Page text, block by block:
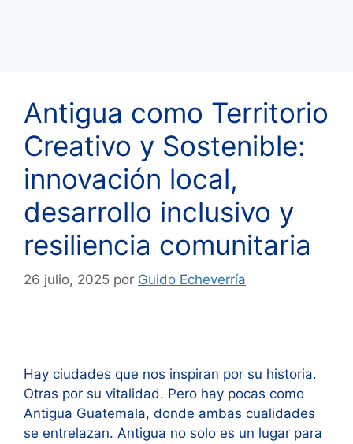
Antigua como Territorio
Creativo y Sostenible:
innovación local,
desarrollo inclusivo y
resiliencia comunitaria
26 julio, 2025 por Guido Echeverría
Hay ciudades que nos inspiran por su historia.
Otras por su vitalidad. Pero hay pocas como
Antigua Guatemala, donde ambas cualidades
se entrelazan. Antigua no solo es un lugar para